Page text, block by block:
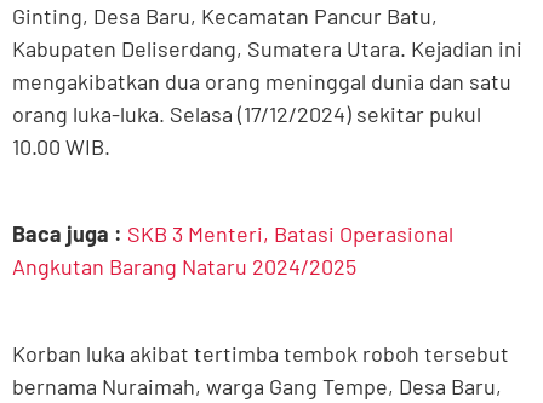
Ginting, Desa Baru, Kecamatan Pancur Batu,
Kabupaten Deliserdang, Sumatera Utara. Kejadian ini
mengakibatkan dua orang meninggal dunia dan satu
orang luka-luka. Selasa (17/12/2024) sekitar pukul
10.00 WIB.
Baca juga : SKB 3 Menteri, Batasi Operasional
Angkutan Barang Nataru 2024/2025
Korban luka akibat tertimba tembok roboh tersebut
bernama Nuraimah, warga Gang Tempe, Desa Baru,